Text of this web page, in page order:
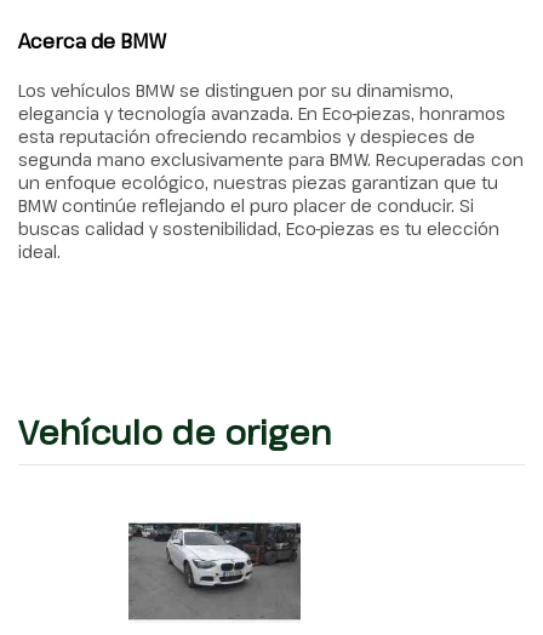
Acerca de BMW
Los vehículos BMW se distinguen por su dinamismo,
elegancia y tecnología avanzada. En Eco-piezas, honramos
esta reputación ofreciendo recambios y despieces de
segunda mano exclusivamente para BMW. Recuperadas con
un enfoque ecológico, nuestras piezas garantizan que tu
BMW continúe reflejando el puro placer de conducir. Si
buscas calidad y sostenibilidad, Eco-piezas es tu elección
ideal.
Vehículo de origen